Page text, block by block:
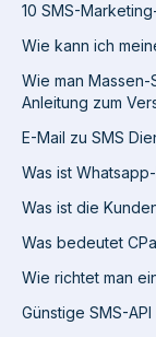
10 SMS-
Wie kann ich
Wie man
Anleitung zum
E-Mail zu SMS
Was ist
Was ist die
Was bedeutet
Wie richtet man
Günstige SMS-API